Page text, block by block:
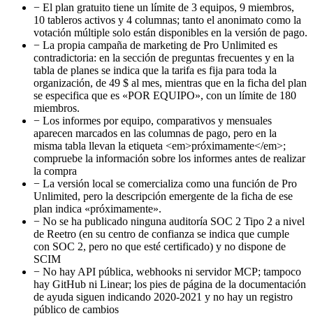
− El plan gratuito tiene un límite de 3 equipos, 9 miembros,
10 tableros activos y 4 columnas; tanto el anonimato como la
votación múltiple solo están disponibles en la versión de pago.
− La propia campaña de marketing de Pro Unlimited es
contradictoria: en la sección de preguntas frecuentes y en la
tabla de planes se indica que la tarifa es fija para toda la
organización, de 49 $ al mes, mientras que en la ficha del plan
se especifica que es «POR EQUIPO», con un límite de 180
miembros.
− Los informes por equipo, comparativos y mensuales
aparecen marcados en las columnas de pago, pero en la
misma tabla llevan la etiqueta <em>próximamente</em>;
compruebe la información sobre los informes antes de realizar
la compra
− La versión local se comercializa como una función de Pro
Unlimited, pero la descripción emergente de la ficha de ese
plan indica «próximamente».
− No se ha publicado ninguna auditoría SOC 2 Tipo 2 a nivel
de Reetro (en su centro de confianza se indica que cumple
con SOC 2, pero no que esté certificado) y no dispone de
SCIM
− No hay API pública, webhooks ni servidor MCP; tampoco
hay GitHub ni Linear; los pies de página de la documentación
de ayuda siguen indicando 2020-2021 y no hay un registro
público de cambios